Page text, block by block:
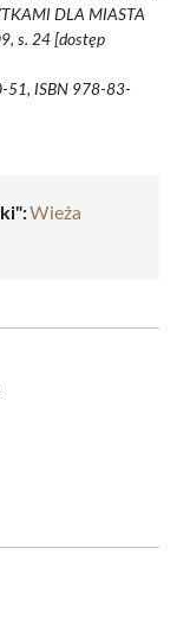
DLA MIASTA
s. 24 [dostęp
51, ISBN 978-83-
Wieża